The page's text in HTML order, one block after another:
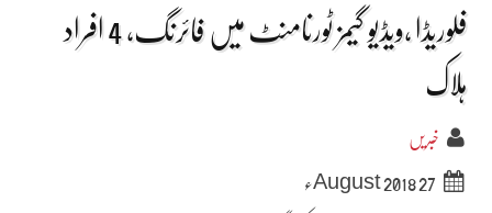
فلوریڈا ،ویڈیو گیمز ٹورنامنٹ میں فائرنگ، 4 افراد
ہلاک
خبریں
27 August 2018ء